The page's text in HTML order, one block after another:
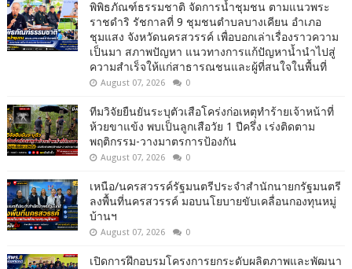
พิพิธภัณฑ์ธรรมชาติ จัดการน้ำชุมชน ตามแนวพระ
ราชดำริ รัชกาลที่ 9 ชุมชนตำบลบางเคียน อำเภอ
ชุมแสง จังหวัดนครสวรรค์ เพื่อบอกเล่าเรื่องราวความ
เป็นมา สภาพปัญหา แนวทางการแก้ปัญหาน้ำนำไปสู่
ความสำเร็จให้แก่สาธารณชนและผู้ที่สนใจในพื้นที่
August 07, 2026 0
ทีมวิจัยยืนยันระบุตัวเสือโคร่งก่อเหตุทำร้ายเจ้าหน้าที่
ห้วยขาแข้ง พบเป็นลูกเสือวัย 1 ปีครึ่ง เร่งติดตาม
พฤติกรรม-วางมาตรการป้องกัน
August 07, 2026 0
เหนือ/นครสวรรค์รัฐมนตรีประจำสำนักนายกรัฐมนตรี
ลงพื้นที่นครสวรรค์ มอบนโยบายขับเคลื่อนกองทุนหมู่
บ้านฯ
August 07, 2026 0
เปิดการฝึกอบรมโครงการยกระดับผลิตภาพและพัฒนา